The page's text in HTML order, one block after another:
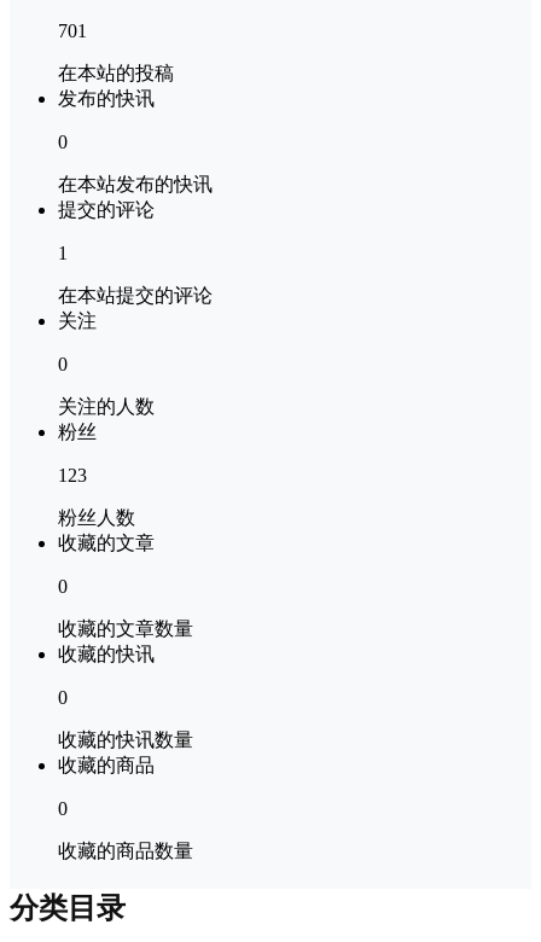
701
在本站的投稿
发布的快讯
0
在本站发布的快讯
提交的评论
1
在本站提交的评论
关注
0
关注的人数
粉丝
123
粉丝人数
收藏的文章
0
收藏的文章数量
收藏的快讯
0
收藏的快讯数量
收藏的商品
0
收藏的商品数量
分类目录